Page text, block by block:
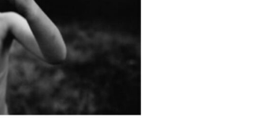
Accompgnemant Individuels